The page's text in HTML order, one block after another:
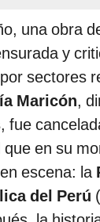
una obra
y
sectores
Maricón,
, fue
en su
escena: la
del Perú